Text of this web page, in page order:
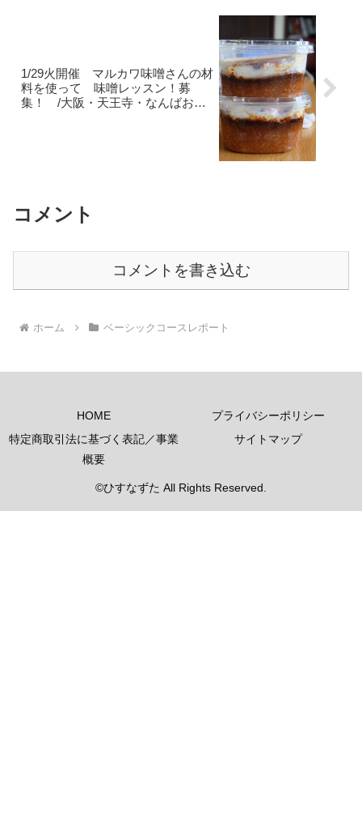
1/29火開催 マルカワ味噌さんの材
料を使って 味噌レッスン！募
集！ /大阪・天王寺・なんばお菓
コメント
コメントを書き込む
ホーム ベーシックコースレポート
HOME
プライバシーポリシー
特定商取引法に基づく表記／事業
概要
サイトマップ
©ひすなずた All Rights Reserved.